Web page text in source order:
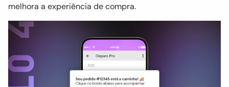
melhora a experiência de compra.